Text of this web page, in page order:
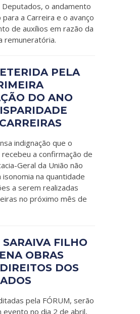
Deputados, o andamento
a Carreira e o avanço
de auxílios em razão da
remuneratória.
PELA
DO ANO
indignação que o
recebeu a confirmação de
Geral da União não
na quantidade
a serem realizadas
no próximo mês de
FILHO
OBRAS
DOS
pela FÓRUM, serão
evento no dia 2 de abril,